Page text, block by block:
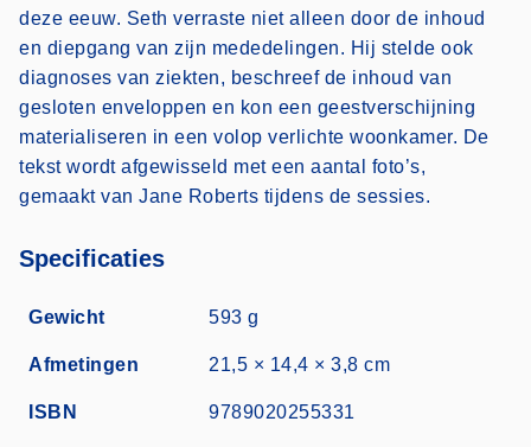
deze eeuw. Seth verraste niet alleen door de inhoud
en diepgang van zijn mededelingen. Hij stelde ook
diagnoses van ziekten, beschreef de inhoud van
gesloten enveloppen en kon een geestverschijning
materialiseren in een volop verlichte woonkamer. De
tekst wordt afgewisseld met een aantal foto’s,
gemaakt van Jane Roberts tijdens de sessies.
Specificaties
Gewicht 593 g
Afmetingen 21,5 × 14,4 × 3,8 cm
ISBN 9789020255331